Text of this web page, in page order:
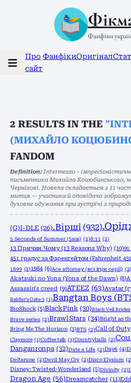
Фанфіки
Про
сайт
ФанфікиОригінал
2 RESULTS IN THE
(МИХАЙЛО
FANDOM
Definition: Intermezzo -
письменника Михайла Коцюбинського,
Чернігові. Новела складається з 11
митця — учасника й оповідача
духовне одужання при зустрічі з
(G)I-DLE (26).Вірші (932)
5 Seconds of Summer (5sos) (2)8:11 (2)
13 Причин Чому (13 Reasons Why) (10)
451 градус за Фаренгейтом (Fahrenheit
1899 (2)1984 (6)Ace attorney (всі ігри серії) (2)
Akatsuki no Yona (Yona of the Dawn) (8)
Assassin's creed (9)ATEEZ (63)Avatar
Baldur's Gate 3 (1)Bangtan Boys
BioShock (5)BlackPink (30)Black Veil Brides
Brave series (2)Brawl Stars (34)Bright as
Bring Me The Horizon (3)BTS (2)Call of Duty
Claymore (1)Coffee talk (1)Countryballs (2)
Danganronpa (32)Date a Life (2)Day6 (4)
Deltarune (2)Devil May Cry (2)Disco Elysium
Disney: Twisted-Wonderland (5)Divinity (2)
Dragon Age (56)Dreamcatcher (11)